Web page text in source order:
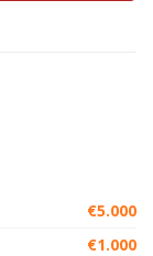
€5.000
€1.000